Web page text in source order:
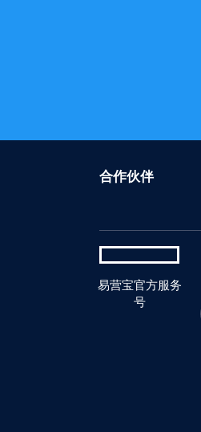
合作伙伴
易营宝官方服务
号